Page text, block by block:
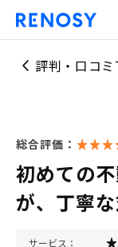
評判・口コ
総合評価：
初めての
が、丁寧
サービス：